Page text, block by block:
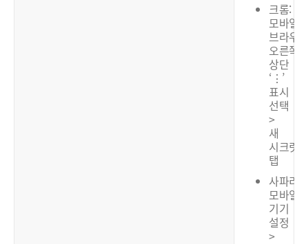
크롬:
모바일
브라우저
오른쪽
상단
‘⋮’
표시
선택
>
새
시크릿
탭
사파리:
모바일
기기
설정
>